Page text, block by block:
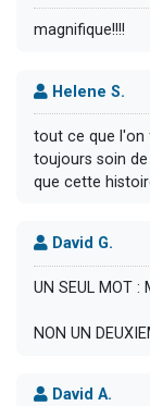
magnifique!!!!
Helene S.
tout ce que l'on
toujours soin
que cette
David G.
UN SEUL MOT :
NON UN
David A.